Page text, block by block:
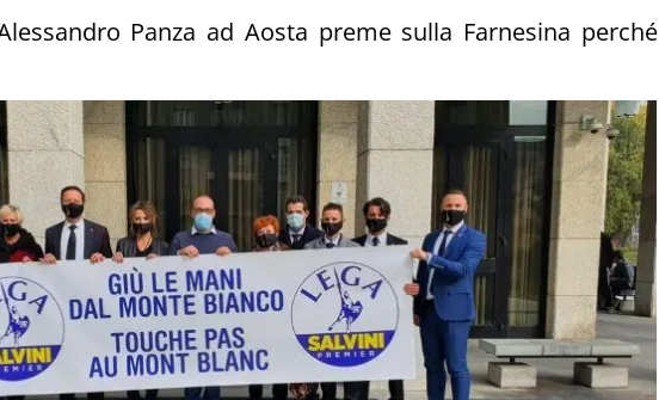
Panza ad Aosta preme sulla Farnesina perché